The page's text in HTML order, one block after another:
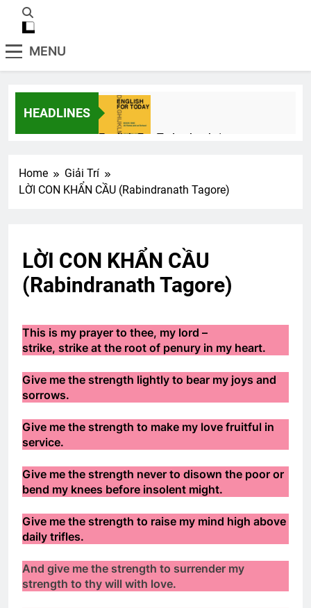
MENU
HEADLINES
English For Today book 1
2 Years Ago
Phân Ưu GS.VHV NGUYỄN VĂN THÙY
2 Years Ago
2 Years Ago
Lễ Phủ Cờ Tr Tướng Nguyễn Vĩnh Nghi
K5
2 Years Ago 2 Years Ago
Home
Giải Trí
LỜI CON KHẨN CẦU (Rabindranath Tagore)
LỜI CON KHẨN CẦU
(Rabindranath Tagore)
This is my prayer to thee, my lord –
strike, strike at the root of penury in my heart.
Give me the strength lightly to bear my joys and
sorrows.
Give me the strength to make my love fruitful in
service.
Give me the strength never to disown the poor or
bend my knees before insolent might.
Give me the strength to raise my mind high above
daily trifles.
And give me the strength to surrender my
strength to thy will with love.